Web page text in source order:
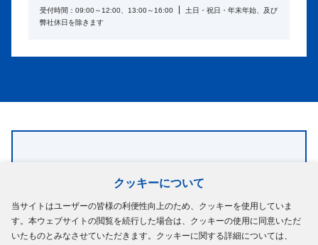
クッキーについて
当サイトはユーザーの皆様の利便性向上のため、クッキーを使用していま
す。本ウェブサイトの閲覧を続行した場合は、クッキーの使用に同意いただ
いたものとみなさせていただきます。クッキーに関する詳細については、
受付時間：09:00～12:00、13:00～16:00
土日・祝日・年末年始、及び
弊社休日を除きます
ミネベアミ
ツミ
Newsletter